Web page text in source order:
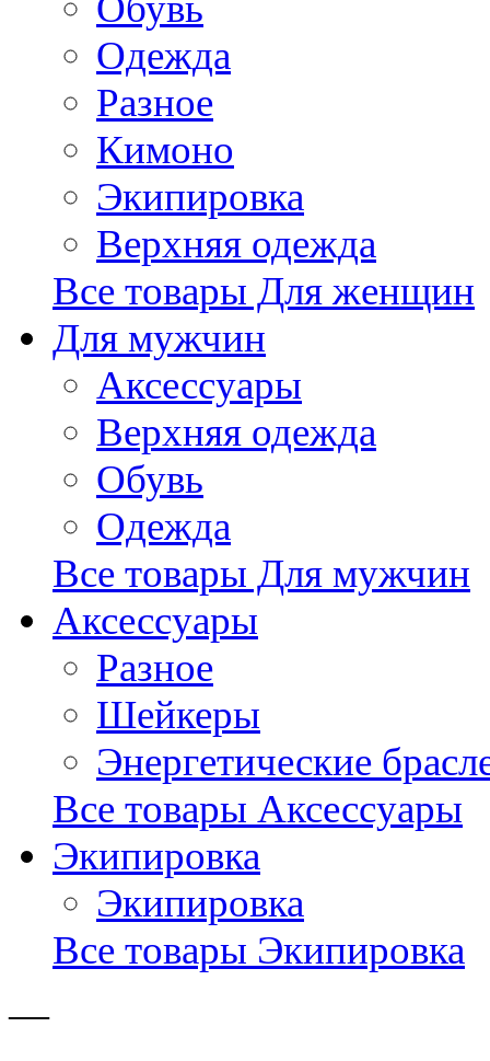
Одежда
Разное
Кимоно
Экипировка
Верхняя одежда
Все товары Для женщин
Для мужчин
Аксессуары
Верхняя одежда
Обувь
Одежда
Все товары Для мужчин
Аксессуары
Разное
Шейкеры
Энергетические
Все товары Аксессуары
Экипировка
Экипировка
Все товары Экипировка
—